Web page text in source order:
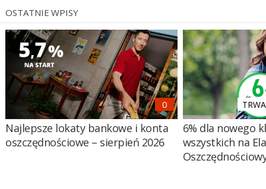
OSTATNIE WPISY
Najlepsze lokaty bankowe i konta
oszczędnościowe – sierpień 2026
6% dla nowego
wszystkich na